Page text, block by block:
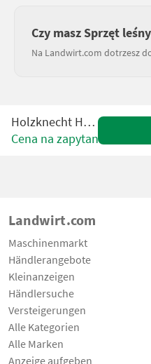
Czy masz Sprzęt
Na Landwirt.com dotrzesz
Holzknecht HS 77
Cena na zapytanie
Landwirt.com
Maschinenmarkt
Händlerangebote
Kleinanzeigen
Händlersuche
Versteigerungen
Alle Kategorien
Alle Marken
Anzeige aufgeben